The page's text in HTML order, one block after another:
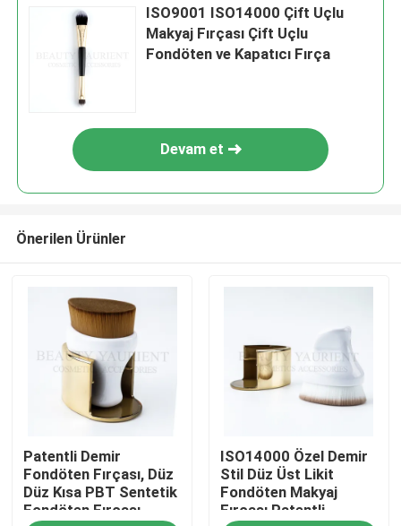
ISO9001 ISO14000 Çift Uçlu
Makyaj Fırçası Çift Uçlu
Fondöten ve Kapatıcı Fırça
Devam et
Önerilen Ürünler
Patentli Demir
Fondöten Fırçası, Düz
Düz Kısa PBT Sentetik
Fondöten Fırçası
ISO14000 Özel Demir
Stil Düz Üst Likit
Fondöten Makyaj
Fırçası Patentli